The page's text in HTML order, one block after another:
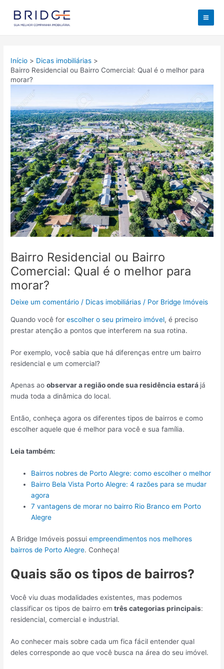
Início
Dicas imobiliárias
Bairro Residencial ou Bairro Comercial: Qual é o melhor para
morar?
Bairro Residencial ou Bairro
Comercial: Qual é o melhor para
morar?
Deixe um comentário / Dicas imobiliárias / Por Bridge Imóveis
Quando você forescolher o seu primeiro imóvel, é preciso
prestar atenção a pontos que interferem na sua rotina.
Por exemplo, você sabia que há diferenças entre um bairro
residencial e um comercial?
Apenas aoobservar a região onde sua residência estará já
muda toda a dinâmica do local.
Então, conheça agora os diferentes tipos de bairros e como
escolher aquele que é melhor para você e sua família.
Leia também:
Bairros nobres de Porto Alegre: como escolher o melhor
Bairro Bela Vista Porto Alegre: 4 razões para se mudar
agora
7 vantagens de morar no bairro Rio Branco em Porto
Alegre
A Bridge Imóveis possuiempreendimentos nos melhores
bairros de Porto Alegre. Conheça!
Quais são os tipos de bairros?
Você viu duas modalidades existentes, mas podemos
classificar os tipos de bairro em três categorias principais:
residencial, comercial e industrial.
Ao conhecer mais sobre cada um fica fácil entender qual
deles corresponde ao que você busca na área do seu imóvel.